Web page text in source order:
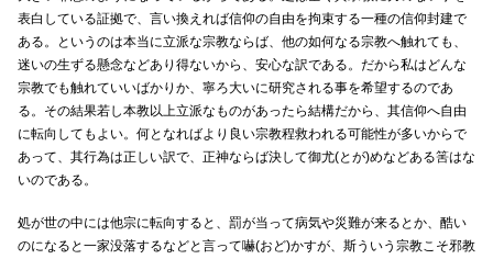
表白している証拠で、言い換えれば信仰の自由を拘束する一種の信仰封建で
ある。というのは本当に立派な宗教ならば、他の如何なる宗教へ触れても、
迷いの生ずる懸念などあり得ないから、安心な訳である。だから私はどんな
宗教でも触れていいばかりか、寧ろ大いに研究される事を希望するのであ
る。その結果若し本教以上立派なものがあったら結構だから、其信仰へ自由
に転向してもよい。何となればより良い宗教程救われる可能性が多いからで
あって、其行為は正しい訳で、正神ならば決して御尤(とが)めなどある筈はな
いのである。
処が世の中には他宗に転向すると、罰が当って病気や災難が来るとか、酷い
のになると一家没落するなどと言って嚇(おど)かすが、斯ういう宗教こそ邪教